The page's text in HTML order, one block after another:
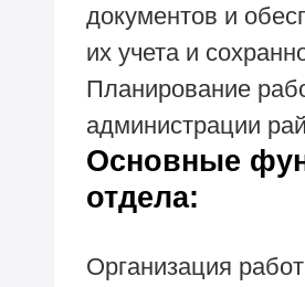
документов и
их учета и
Планирование
администрации
Основные
отдела:
Организация